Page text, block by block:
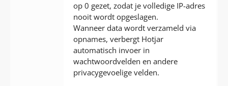
op 0 gezet, zodat je volledige IP-adres
nooit wordt opgeslagen.
Wanneer data wordt verzameld via
opnames, verbergt Hotjar
automatisch invoer in
wachtwoordvelden en andere
privacygevoelige velden.